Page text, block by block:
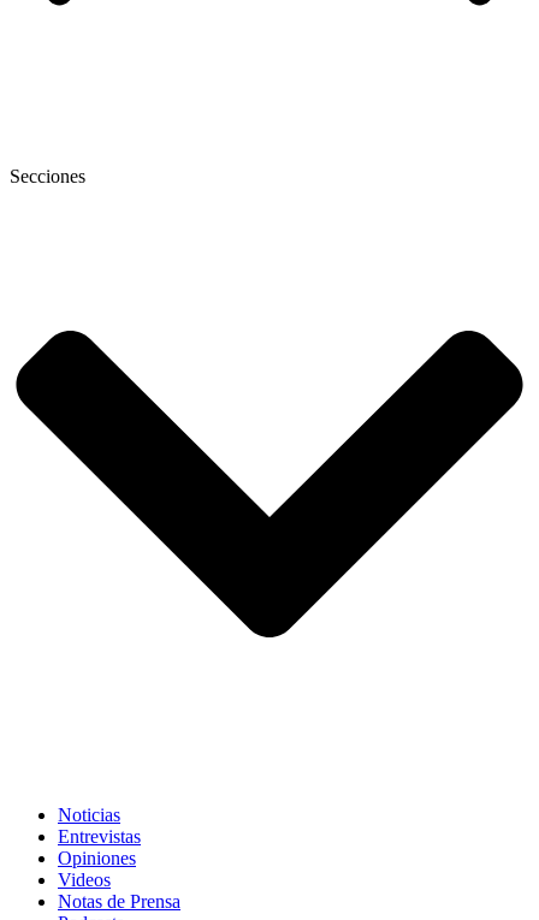
Secciones
Noticias
Entrevistas
Opiniones
Videos
Notas de Prensa